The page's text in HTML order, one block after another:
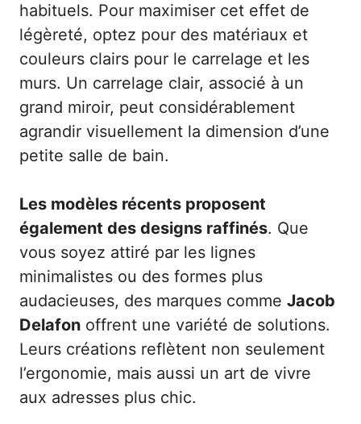
habituels. Pour maximiser cet effet de
légèreté, optez pour des matériaux et
couleurs clairs pour le carrelage et les
murs. Un carrelage clair, associé à un
grand miroir, peut considérablement
agrandir visuellement la dimension d’une
petite salle de bain.
Les modèles récents proposent
également des designs raffinés. Que
vous soyez attiré par les lignes
minimalistes ou des formes plus
audacieuses, des marques comme Jacob
Delafon offrent une variété de solutions.
Leurs créations reflètent non seulement
l’ergonomie, mais aussi un art de vivre
aux adresses plus chic.